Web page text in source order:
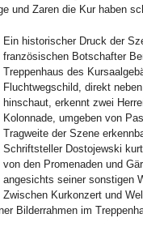
und Zaren die Kur haben
Ein historischer Druck der
französischen Botschafter
Treppenhaus des
Fluchtwegschild, direkt
hinschaut, erkennt zwei
Kolonnade, umgeben von
Tragweite der Szene
Schriftsteller Dostojewski
von den Promenaden und
angesichts seiner sonstigen
Zwischen Kurkonzert und
Bilderrahmen im